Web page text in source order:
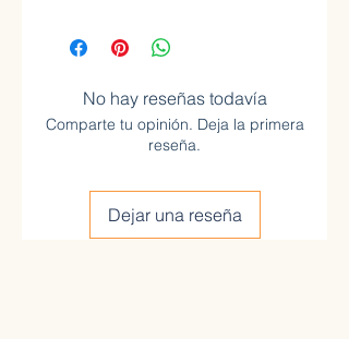
No hay reseñas todavía
Comparte tu opinión. Deja la primera
reseña.
Dejar una reseña